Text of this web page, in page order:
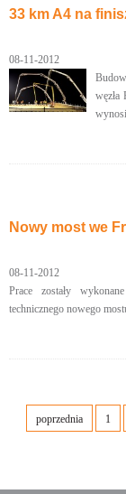
33 km A4 na
08-11-2012
węzła
Nowy most we
08-11-2012
Prace zostały
technicznego nowego
poprzednia 1